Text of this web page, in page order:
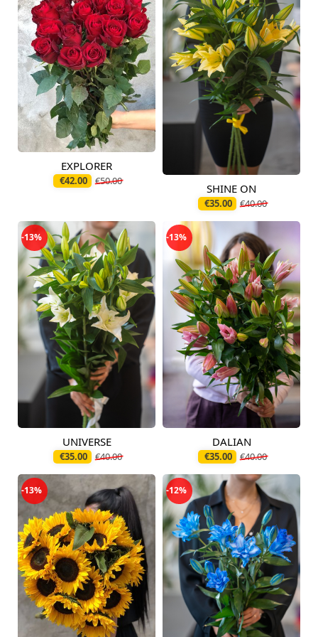
Pieejams šodien
EXPLORER
€42.00 €50.00
Pieejams šodien
SHINE ON
€35.00 €40.00
-13%
Pieejams šodien
UNIVERSE
€35.00 €40.00
-13%
Pieejams šodien
DALIAN
€35.00 €40.00
-13% -12%